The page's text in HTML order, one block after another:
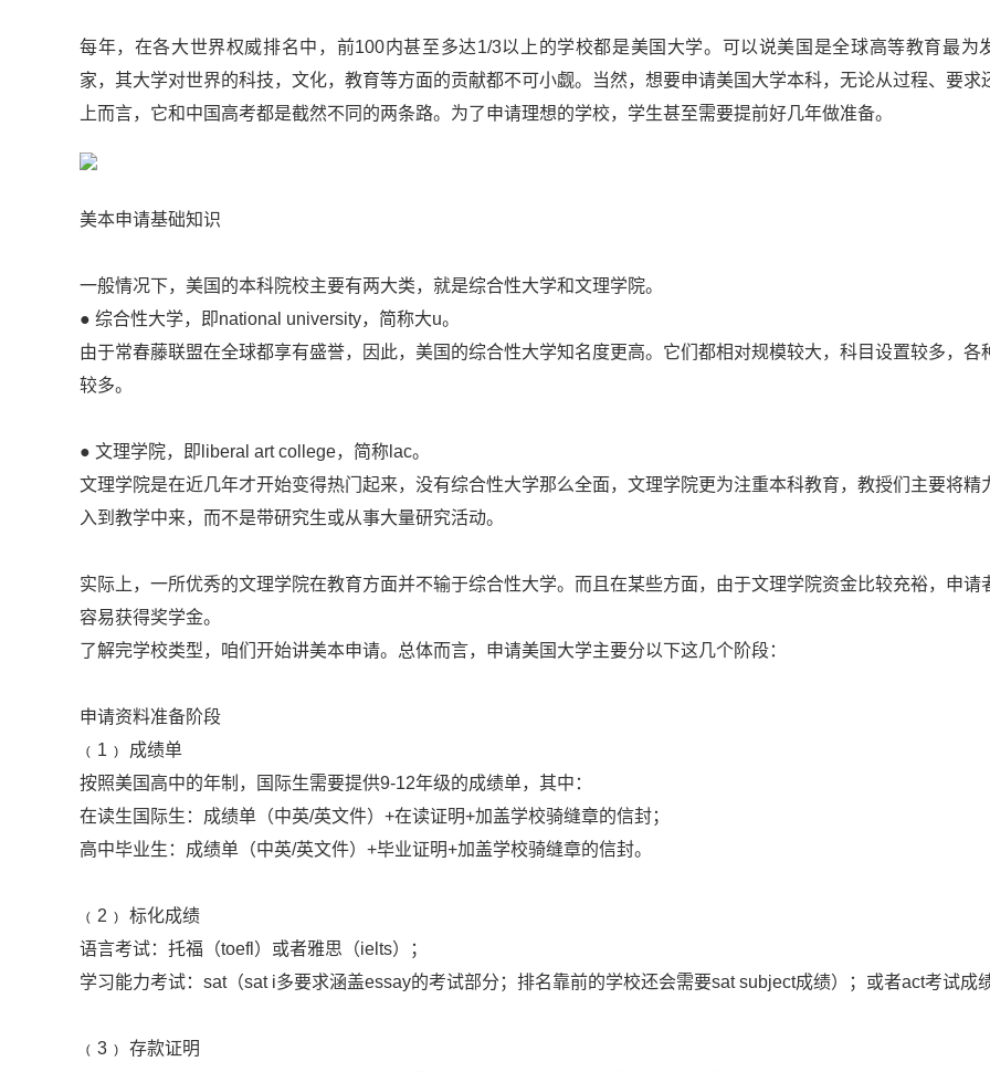
每年，在各大世界权威排名中，前100内甚至多达1/3以上的学校都是美国大学。可以说美国是全球高等教育最为
家，其大学对世界的科技，文化，教育等方面的贡献都不可小觑。当然，想要申请美国大学本科，无论从过程、要求
上而言，它和中国高考都是截然不同的两条路。为了申请理想的学校，学生甚至需要提前好几年做准备。
美本申请基础知识
一般情况下，美国的本科院校主要有两大类，就是综合性大学和文理学院。
● 综合性大学，即national university，简称大u。
由于常春藤联盟在全球都享有盛誉，因此，美国的综合性大学知名度更高。它们都相对规模较大，科目设置较多，各
较多。
● 文理学院，即liberal art college，简称lac。
文理学院是在近几年才开始变得热门起来，没有综合性大学那么全面，文理学院更为注重本科教育，教授们主要将精
入到教学中来，而不是带研究生或从事大量研究活动。
实际上，一所优秀的文理学院在教育方面并不输于综合性大学。而且在某些方面，由于文理学院资金比较充裕，申请
容易获得奖学金。
了解完学校类型，咱们开始讲美本申请。总体而言，申请美国大学主要分以下这几个阶段：
申请资料准备阶段
﹙1﹚ 成绩单
按照美国高中的年制，国际生需要提供9-12年级的成绩单，其中：
在读生国际生：成绩单（中英/英文件）+在读证明+加盖学校骑缝章的信封；
高中毕业生：成绩单（中英/英文件）+毕业证明+加盖学校骑缝章的信封。
﹙2﹚ 标化成绩
语言考试：托福（toefl）或者雅思（ielts）；
学习能力考试：sat（sat i多要求涵盖essay的考试部分；排名靠前的学校还会需要sat subject成绩）；或者act考试成绩
﹙3﹚ 存款证明